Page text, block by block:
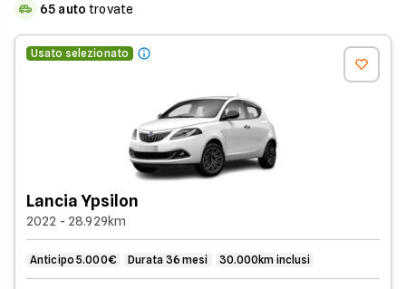
65 auto trovate
Usato selezionato
Lancia Ypsilon
2022 - 28.929km
Anticipo 5.000€ Durata 36 mesi 30.000km inclusi